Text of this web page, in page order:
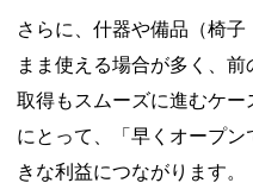
さらに、什器や備品（椅
まま使える場合が多く、
取得もスムーズに進むケ
にとって、「早くオープ
きな利益につながります。